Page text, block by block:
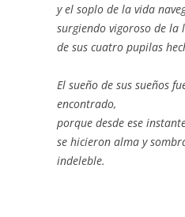
y el soplo de la vida
surgiendo vigoroso de la
de sus cuatro pupilas
El sueño de sus sueños
encontrado,
porque desde ese
se hicieron alma y
indeleble.